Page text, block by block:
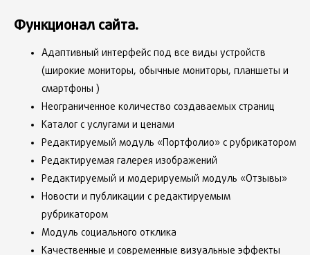
Функционал сайта.
Адаптивный интерфейс под все виды устройств
(широкие мониторы, обычные мониторы, планшеты и
смартфоны )
Неограниченное количество создаваемых страниц
Каталог с услугами и ценами
Редактируемый модуль «Портфолио» с рубрикатором
Редактируемая галерея изображений
Редактируемый и модерируемый модуль «Отзывы»
Новости и публикации с редактируемым
рубрикатором
Модуль социального отклика
Качественные и современные визуальные эффекты